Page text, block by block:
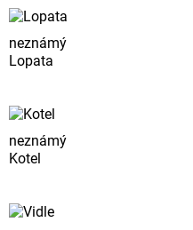
neznámý
Lopata
neznámý
Kotel